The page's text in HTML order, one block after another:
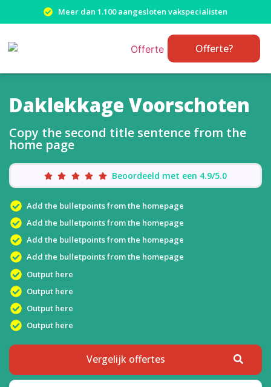
Meer dan 1.100 aangesloten vakspecialisten
Offerte?
Daklekkage Voorschoten
Copy the second title sentence from the
home page
Beoordeeld met een 4.9/5.0
Add the bulletpoints from the homepage
Add the bulletpoints from the homepage
Add the bulletpoints from the homepage
Add the bulletpoints from the homepage
Output here
Output here
Output here
Output here
Vergelijk offertes